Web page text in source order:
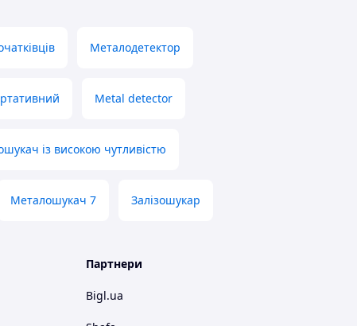
Металодетектор
Metal detector
із високою чутливістю
Металошукач 7 Залізошукар
Партнери
Bigl.ua